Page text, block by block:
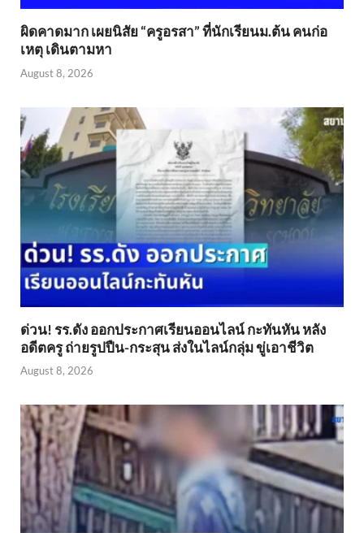
ผิดคาดมาก เผยนิสัย “ครูอรสา” ที่นักเรียนม.ต้น คนก่อ
เหตุ เดินตามหา
August 8, 2026
ด่วน! รร.ดัง ออกประกาศเรียนออนไลน์ กะทันหัน หลัง
อดีตครู ถ่ายรูปปืน-กระสุน ส่งในไลน์กลุ่ม ขู่เอาชีวิต
August 8, 2026